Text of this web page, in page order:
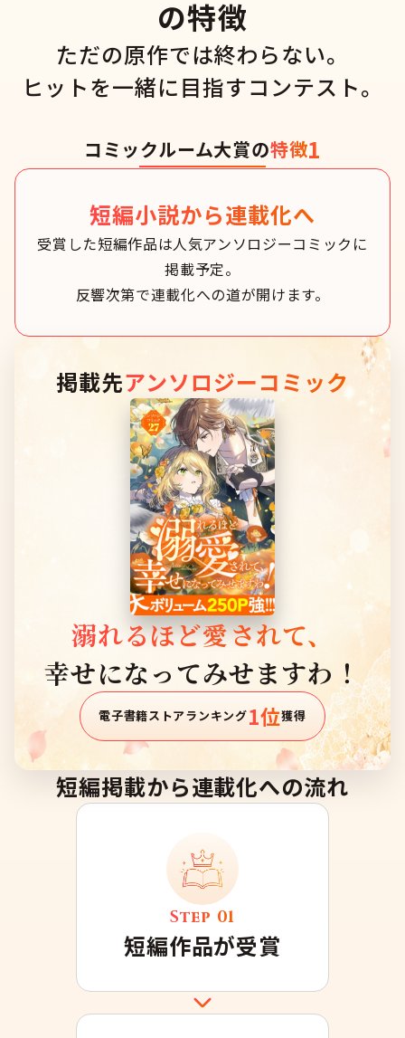
の特徴
ただの原作では終わらない。
ヒットを一緒に目指すコンテスト。
コミックルーム大賞の特徴1
短編小説から連載化へ
受賞した短編作品は人気アンソロジーコミックに
掲載予定。
反響次第で連載化への道が開けます。
掲載先アンソロジーコミック
溺れるほど愛されて、
幸せになってみせますわ！
電子書籍ストアランキング1位獲得
短編掲載から連載化への流れ
Step 01
短編作品が受賞